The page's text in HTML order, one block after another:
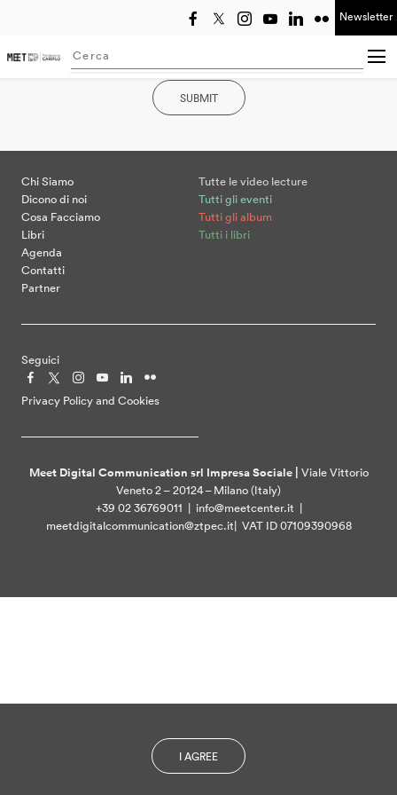
Newsletter
Searching...
SUBMIT
Chi Siamo
Dicono di noi
Cosa Facciamo
Libri
Agenda
Contatti
Partner
Tutte le video lecture
Tutti gli eventi
Tutti gli album
Tutti i libri
Seguici
Privacy Policy and Cookies
Meet Digital Communication srl Impresa Sociale | Viale Vittorio
Veneto 2 – 20124 – Milano (Italy)
+39 02 36769011 | info@meetcenter.it |
meetdigitalcommunication@ztpec.it| VAT ID 07109390968
I AGREE